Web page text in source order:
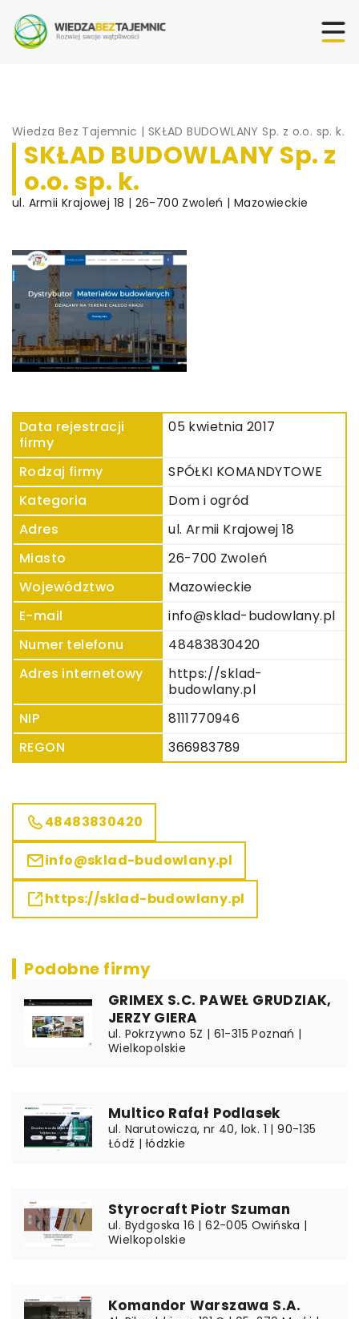
Wiedza Bez Tajemnic | SKŁAD BUDOWLANY Sp. z o.o. sp. k.
SKŁAD BUDOWLANY Sp. z
o.o. sp. k.
ul. Armii Krajowej 18 | 26-700 Zwoleń | Mazowieckie
Data rejestracji
firmy
05 kwietnia 2017
Rodzaj firmy
SPÓŁKI KOMANDYTOWE
Kategoria
Dom i ogród
Adres
ul. Armii Krajowej 18
Miasto
26-700 Zwoleń
Województwo
Mazowieckie
E-mail
info@sklad-budowlany.pl
Numer telefonu
48483830420
Adres internetowy
https://sklad-
budowlany.pl
NIP
8111770946
REGON
366983789
48483830420
info@sklad-budowlany.pl
https://sklad-budowlany.pl
Podobne firmy
GRIMEX S.C. PAWEŁ GRUDZIAK,
JERZY GIERA
ul. Pokrzywno 5Z | 61-315 Poznań |
Wielkopolskie
Multico Rafał Podlasek
ul. Narutowicza, nr 40, lok. 1 | 90-135
Łódź | łódzkie
Styrocraft Piotr Szuman
ul. Bydgoska 16 | 62-005 Owińska |
Wielkopolskie
Komandor Warszawa S.A.